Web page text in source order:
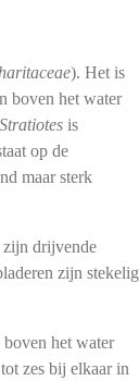
). Het is
boven het water
Stratiotesis
op de
maar sterk
zijn drijvende
zijn stekelig
het water
zes bij elkaar in